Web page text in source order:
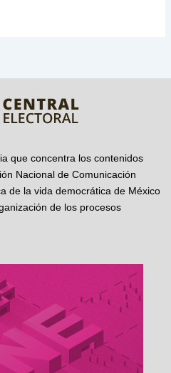
que concentra los contenidos
Nacional de Comunicación
de la vida democrática de México
de los procesos